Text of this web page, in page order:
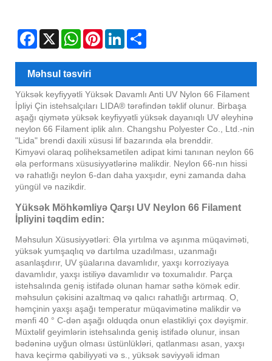
Facebook
X WhatsAppPinterestLinkedIn
Məhsul təsviri
Yüksək keyfiyyətli Yüksək Davamlı Anti UV Nylon 66 Filament
İpliyi Çin istehsalçıları LIDA® tərəfindən təklif olunur. Birbaşa
aşağı qiymətə yüksək keyfiyyətli yüksək dayanıqlı UV əleyhinə
neylon 66 Filament iplik alın. Changshu Polyester Co., Ltd.-nin
"Lida" brendi daxili xüsusi lif bazarında əla brenddir.
Kimyəvi olaraq poliheksametilen adipat kimi tanınan neylon 66
əla performans xüsusiyyətlərinə malikdir. Neylon 66-nın hissi
və rahatlığı neylon 6-dan daha yaxşıdır, eyni zamanda daha
yüngül və nazikdir.
Yüksək Möhkəmliyə Qarşı UV Neylon 66 Filament
İpliyini təqdim edin:
Məhsulun Xüsusiyyətləri: Əla yırtılma və aşınma müqaviməti,
yüksək yumşaqlıq və dartılma uzadılması, uzanmağı
asanlaşdırır, UV şüalarına davamlıdır, yaxşı korroziyaya
davamlıdır, yaxşı istiliyə davamlıdır və toxumalıdır. Parça
istehsalında geniş istifadə olunan hamar səthə kömək edir.
məhsulun çəkisini azaltmaq və qalıcı rahatlığı artırmaq. O,
həmçinin yaxşı aşağı temperatur müqavimətinə malikdir və
mənfi 40 ° C-dən aşağı olduqda onun elastikliyi çox dəyişmir.
Müxtəlif geyimlərin istehsalında geniş istifadə olunur, insan
bədəninə uyğun olması üstünlükləri, qatlanması asan, yaxşı
hava keçirmə qabiliyyəti və s., yüksək səviyyəli idman